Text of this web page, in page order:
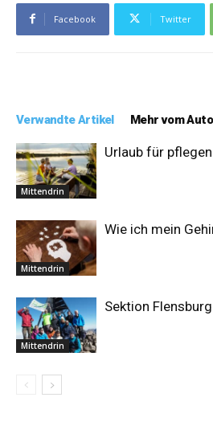
Facebook Twitter
Verwandte Artikel Mehr vom
Mittendrin
Urlaub für
Mittendrin
Wie ich mein
Mittendrin
Sektion